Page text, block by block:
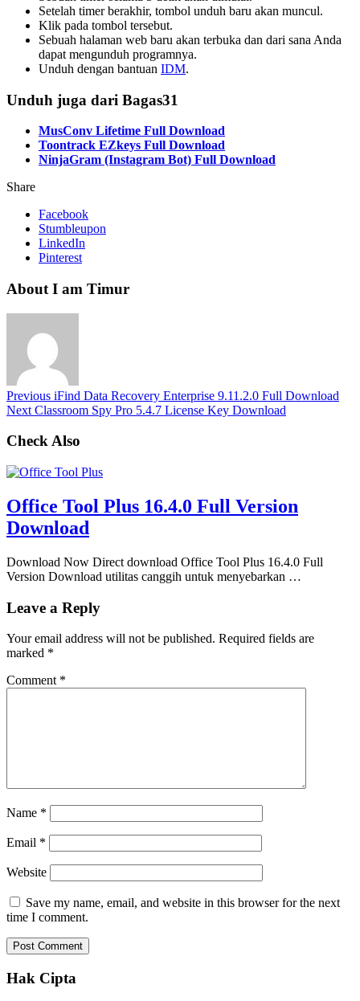
Setelah timer berakhir, tombol unduh baru akan muncul.
Klik pada tombol tersebut.
Sebuah halaman web baru akan terbuka dan dari sana Anda
dapat mengunduh programnya.
Unduh dengan bantuan IDM.
Unduh juga dari Bagas31
MusConv Lifetime Full Download
Toontrack EZkeys Full Download
NinjaGram (Instagram Bot) Full Download
Share
Facebook
Stumbleupon
LinkedIn
Pinterest
About I am Timur
Previous iFind Data Recovery Enterprise 9.11.2.0 Full Download
Next Classroom Spy Pro 5.4.7 License Key Download
Check Also
Office Tool Plus 16.4.0 Full Version
Download
Download Now Direct download Office Tool Plus 16.4.0 Full
Version Download utilitas canggih untuk menyebarkan …
Leave a Reply
Your email address will not be published. Required fields are
marked *
Comment *
Name *
Email *
Website
Save my name, email, and website in this browser for the next
time I comment.
Hak Cipta